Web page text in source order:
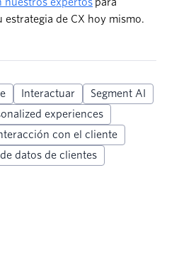
nuestros expertos para
de CX hoy mismo.
Interactuar
Segment AI
experiences
con el cliente
datos de clientes